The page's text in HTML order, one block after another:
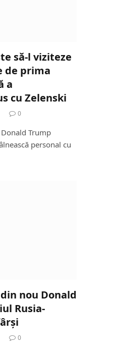
să-l viziteze
de prima
a
cu Zelenski
0
Trump
personal cu
nou Donald
Rusia-
0